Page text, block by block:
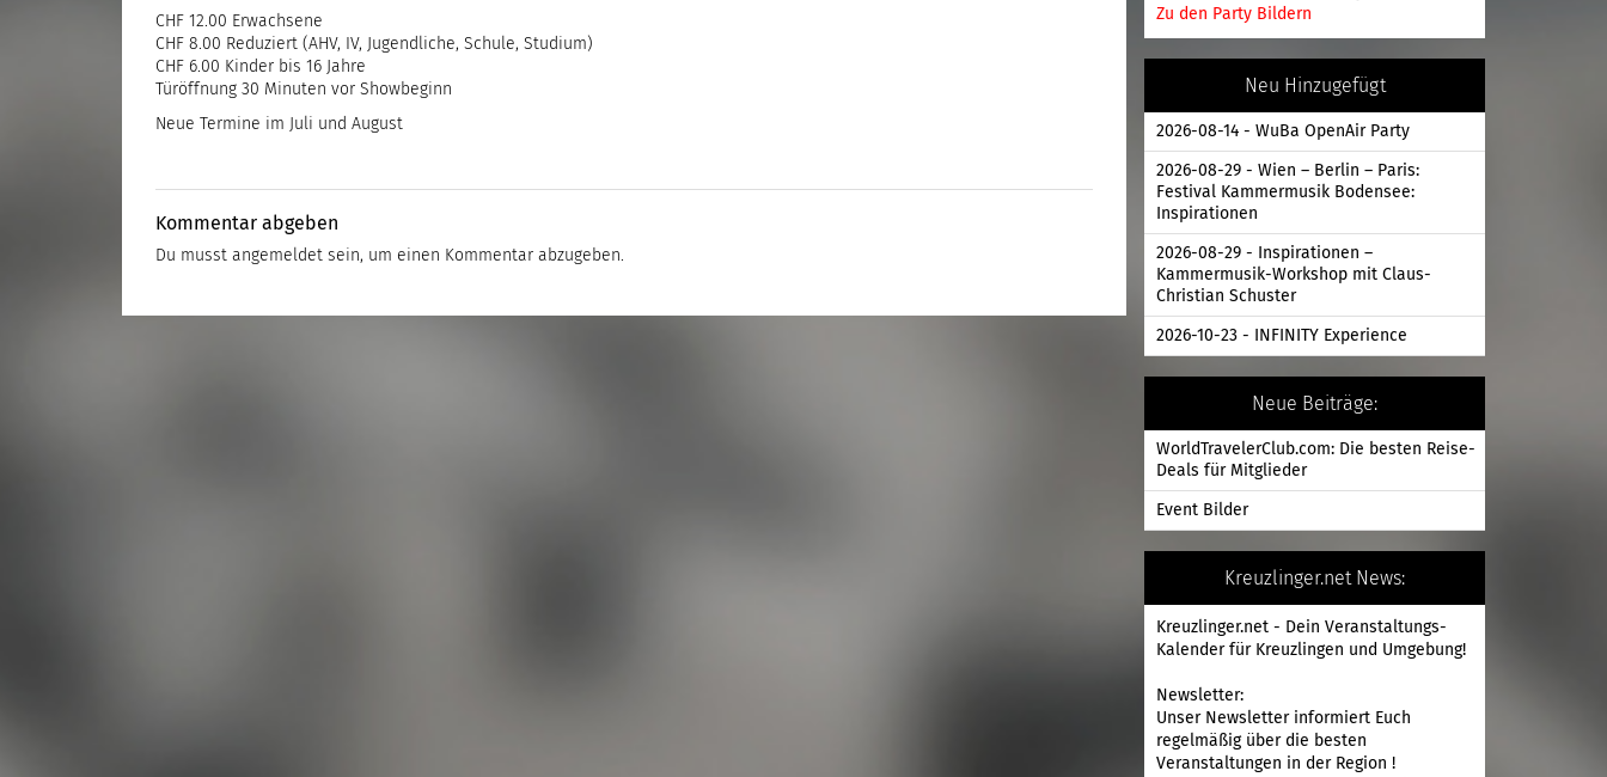
CHF 12.00 Erwachsene
CHF 8.00 Reduziert (AHV, IV, Jugendliche, Schule, Studium)
CHF 6.00 Kinder bis 16 Jahre
Türöffnung 30 Minuten vor Showbeginn
Neue Termine im Juli und August
Kommentar abgeben
Du musst angemeldet sein, um einen Kommentar abzugeben.
Zu den Party Bildern
Neu Hinzugefügt
2026-08-14 - WuBa OpenAir Party
2026-08-29 - Wien – Berlin – Paris:
Festival Kammermusik Bodensee:
Inspirationen
2026-08-29 - Inspirationen –
Kammermusik-Workshop mit Claus-
Christian Schuster
2026-10-23 - INFINITY Experience
Neue Beiträge:
WorldTravelerClub.com: Die besten Reise-
Deals für Mitglieder
Event Bilder
Kreuzlinger.net News:
Kreuzlinger.net - Dein Veranstaltungs-
Kalender für Kreuzlingen und Umgebung!
Newsletter:
Unser Newsletter informiert Euch
regelmäßig über die besten
Veranstaltungen in der Region !